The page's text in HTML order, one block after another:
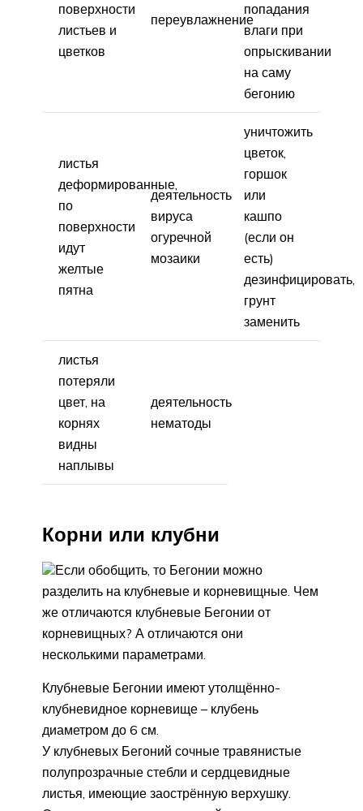
поверхности
листьев и
цветков
переувлажнение
попадания
влаги при
опрыскивании
на саму
бегонию
листья
деформированные,
по
поверхности
идут
желтые
пятна
деятельность
вируса
огуречной
мозаики
уничтожить
цветок,
горшок
или
кашпо
(если он
есть)
дезинфицировать,
грунт
заменить
листья
потеряли
цвет, на
корнях
видны
наплывы
деятельность
нематоды
Корни или клубни
Если обобщить, то Бегонии можно
разделить на клубневые и корневищные. Чем
же отличаются клубневые Бегонии от
корневищных? А отличаются они
несколькими параметрами.
Клубневые Бегонии имеют утолщённо-
клубневидное корневище – клубень
диаметром до 6 см.
У клубневых Бегоний сочные травянистые
полупрозрачные стебли и сердцевидные
листья, имеющие заострённую верхушку.